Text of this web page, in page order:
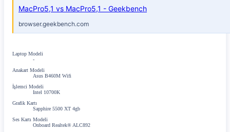
MacPro5,1 vs MacPro5,1 - Geekbench
browser.geekbench.com
Laptop Modeli
-
Anakart Modeli
Asus B460M Wifi
İşlemci Modeli
Intel 10700K
Grafik Kartı
Sapphire 5500 XT 4gb
Ses Kartı Modeli
Onboard Realtek® ALC892